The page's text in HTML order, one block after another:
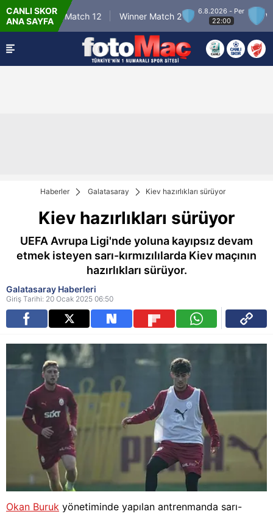
CANLI SKOR
ANA SAYFA
Winner Match 12 Winner Match 2
6.8.2026 - Per
22:00
Haberler Galatasaray Kiev hazırlıkları sürüyor
Kiev hazırlıkları sürüyor
UEFA Avrupa Ligi'nde yoluna kayıpsız devam
etmek isteyen sarı-kırmızılılarda Kiev maçının
hazırlıkları sürüyor.
Galatasaray Haberleri
Giriş Tarihi: 20 Ocak 2025 06:50
Okan Buruk yönetiminde yapılan antrenmanda sarı-